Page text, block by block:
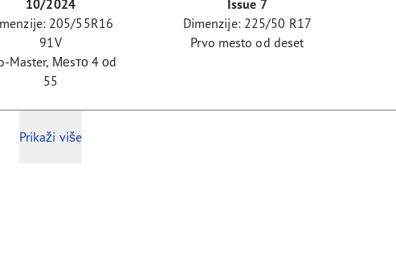
10/2024
205/55R16
91V
Master, Меsто 4 оd
55
Issue 7
Dimenzije: 225/50 R17
Prvo mesto od deset
Prikaži više